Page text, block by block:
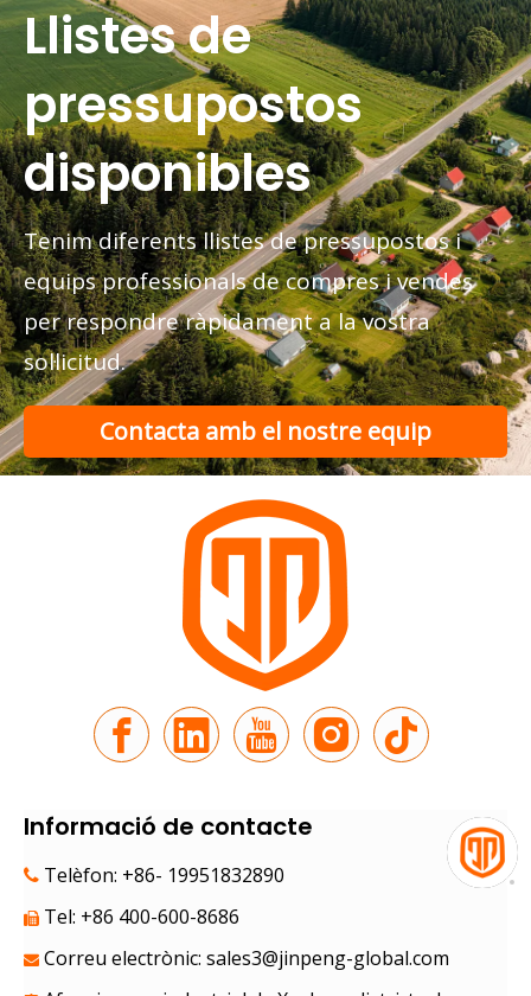
Rickshaw elèctric vs tricicle elèctric de passatgers per al transport urbà
Compareu els rickshaws elèctrics amb els tricicles
El nou viatge per la ruta de la seda | JP Group debuta a la 9a Exposició Xina-Euràsia
Sota les muntanyes de Tianshan al juny, fruites
Llistes de
pressupostos
disponibles
Tenim diferents llistes de pressupostos i
equips professionals de compres i vendes
per respondre ràpidament a la vostra
sol·licitud.
Contacta amb el nostre equip
d'assistència
Informació de contacte
 Telèfon: +86- 19951832890
 Tel: +86 400-600-8686
 Correu electrònic: sales3@jinpeng-global.com